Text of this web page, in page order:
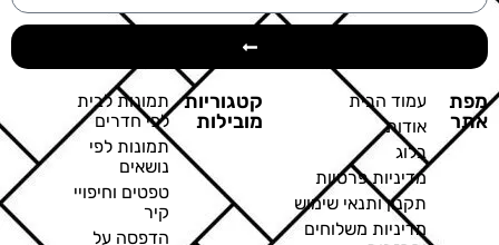
מפת
אתר
עמוד הבית
אודות
בלוג
מדיניות פרטיות
תקנון ותנאי שימוש
מדיניות משלוחים
קטגוריות
מובילות
תמונות לבית
לפי חדרים
תמונות לפי
נושאים
טפטים וחיפויי
קיר
הדפסה על